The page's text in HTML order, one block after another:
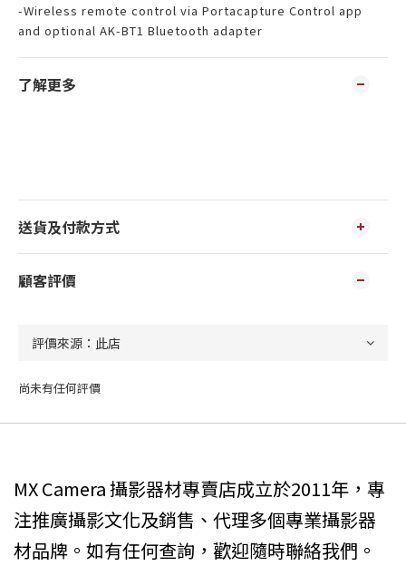
-Wireless remote control via Portacapture Control app
and optional AK-BT1 Bluetooth adapter
了解更多
送貨及付款方式
顧客評價
尚未有任何評價
MX Camera 攝影器材專賣店成立於2011年，專
注推廣攝影文化及銷售、代理多個專業攝影器
材品牌。如有任何查詢，歡迎隨時聯絡我們。